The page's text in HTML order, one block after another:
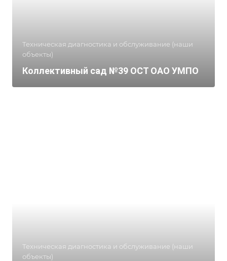
Техническая диагностика и обслуживание (наши
объекты)
Коллективный сад №39 ОСТ ОАО УМПО
Техническая диагностика и обслуживание (наши
объекты)